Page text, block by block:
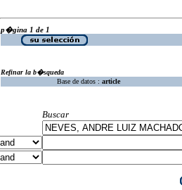
p�gina 1 de 1
Refinar la b�squeda
Base de datos : article
Buscar